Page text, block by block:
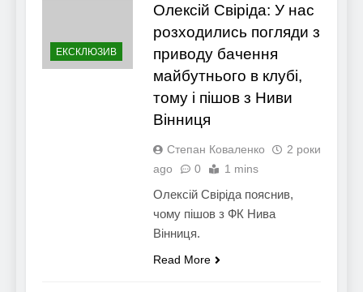
ЕКСКЛЮЗИВ
Олексій Свіріда: У нас
розходились погляди з
приводу бачення
майбутнього в клубі,
тому і пішов з Ниви
Вінниця
Степан Коваленко
2 роки
ago
0 1 mins
Олексій Свіріда пояснив,
чому пішов з ФК Нива
Вінниця.
Read More